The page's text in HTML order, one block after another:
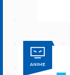
ANIME